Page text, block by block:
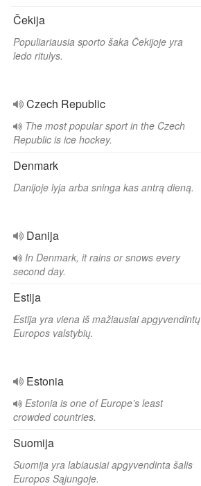
Čekija
Populiariausia sporto šaka Čekijoje yra
ledo ritulys.
Czech Republic
The most popular sport in the Czech
Republic is ice hockey.
Denmark
Danijoje lyja arba sninga kas antrą dieną.
Danija
In Denmark, it rains or snows every
second day.
Estija
Estija yra viena iš mažiausiai apgyvendintų
Europos valstybių.
Estonia
Estonia is one of Europe’s least
crowded countries.
Suomija
Suomija yra labiausiai apgyvendinta šalis
Europos Sąjungoje.